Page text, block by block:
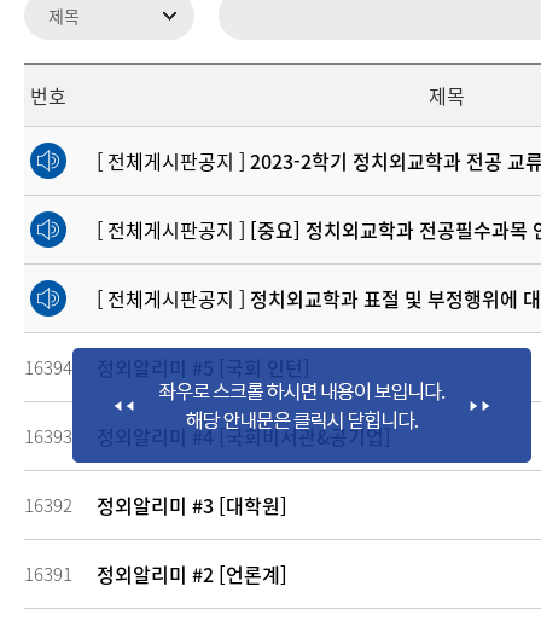
번호 제목
[ 전체게시판공지 ] 2023-2학기 정치외교학과 전공 교류 교
[ 전체게시판공지 ] [중요] 정치외교학과 전공필수과목
[ 전체게시판공지 ] 정치외교학과 표절 및 부정행위에
16394 정외알리미 #5 [국회 인턴]
16393 정외알리미 #4 [국회비서관&공기업]
16392 정외알리미 #3 [대학원]
16391 정외알리미 #2 [언론계]